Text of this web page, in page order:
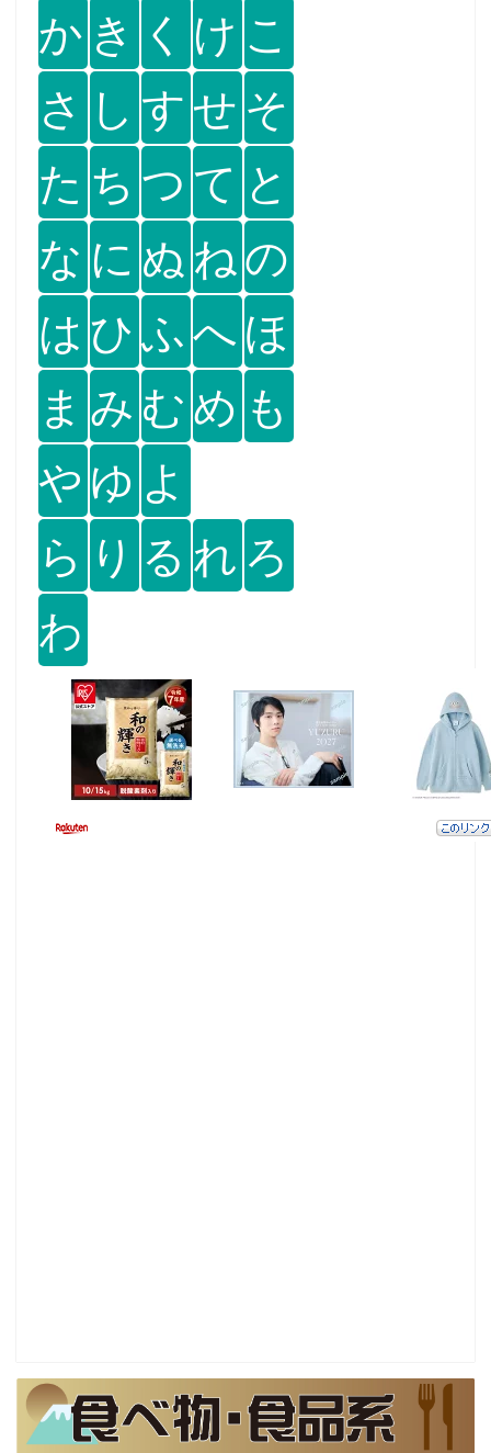
か き く け こ
さ し すせ そ
た ち つ て と
な に ぬ ねの
は ひふへほ
ま み むめ も
や ゆ よ
ら り る れ ろ
わ